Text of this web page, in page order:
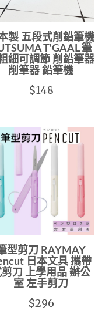
製 五段式削鉛筆機
T'GAAL 筆
細可調節 削鉛筆器
削筆器 鉛筆機
$148
型剪刀 RAYMAY
日本文具 攜帶
剪刀 上學用品 辦公
室 左手剪刀
$296